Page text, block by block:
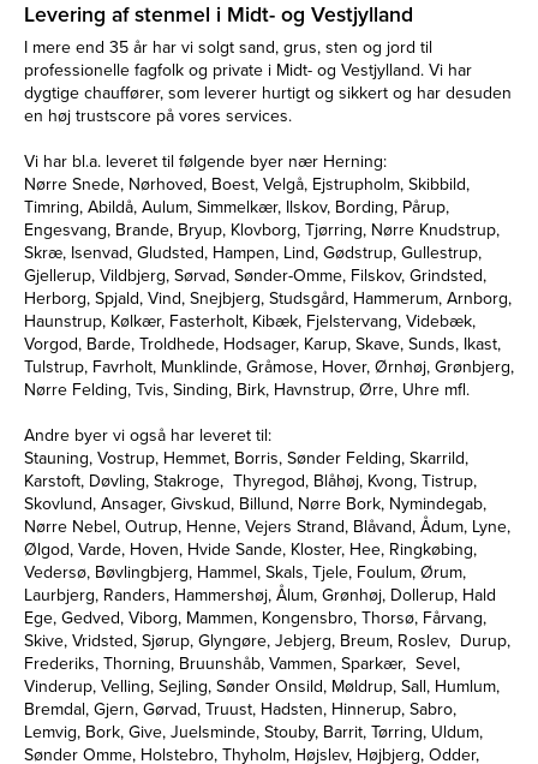
Levering af stenmel i Midt- og Vestjylland
I mere end 35 år har vi solgt sand, grus, sten og jord til
professionelle fagfolk og private i Midt- og Vestjylland. Vi har
dygtige chauffører, som leverer hurtigt og sikkert og har desuden
en høj trustscore på vores services.
Vi har bl.a. leveret til følgende byer nær Herning:
Nørre Snede, Nørhoved, Boest, Velgå, Ejstrupholm, Skibbild,
Timring, Abildå, Aulum, Simmelkær, Ilskov, Bording, Pårup,
Engesvang, Brande, Bryup, Klovborg, Tjørring, Nørre Knudstrup,
Skræ, Isenvad, Gludsted, Hampen, Lind, Gødstrup, Gullestrup,
Gjellerup, Vildbjerg, Sørvad, Sønder-Omme, Filskov, Grindsted,
Herborg, Spjald, Vind, Snejbjerg, Studsgård, Hammerum, Arnborg,
Haunstrup, Kølkær, Fasterholt, Kibæk, Fjelstervang, Videbæk,
Vorgod, Barde, Troldhede, Hodsager, Karup, Skave, Sunds, Ikast,
Tulstrup, Favrholt, Munklinde, Gråmose, Hover, Ørnhøj, Grønbjerg,
Nørre Felding, Tvis, Sinding, Birk, Havnstrup, Ørre, Uhre mfl.
Andre byer vi også har leveret til:
Stauning, Vostrup, Hemmet, Borris, Sønder Felding, Skarrild,
Karstoft, Døvling, Stakroge, Thyregod, Blåhøj, Kvong, Tistrup,
Skovlund, Ansager, Givskud, Billund, Nørre Bork, Nymindegab,
Nørre Nebel, Outrup, Henne, Vejers Strand, Blåvand, Ådum, Lyne,
Ølgod, Varde, Hoven, Hvide Sande, Kloster, Hee, Ringkøbing,
Vedersø, Bøvlingbjerg, Hammel, Skals, Tjele, Foulum, Ørum,
Laurbjerg, Randers, Hammershøj, Ålum, Grønhøj, Dollerup, Hald
Ege, Gedved, Viborg, Mammen, Kongensbro, Thorsø, Fårvang,
Skive, Vridsted, Sjørup, Glyngøre, Jebjerg, Breum, Roslev, Durup,
Frederiks, Thorning, Bruunshåb, Vammen, Sparkær, Sevel,
Vinderup, Velling, Sejling, Sønder Onsild, Møldrup, Sall, Humlum,
Bremdal, Gjern, Gørvad, Truust, Hadsten, Hinnerup, Sabro,
Lemvig, Bork, Give, Juelsminde, Stouby, Barrit, Tørring, Uldum,
Sønder Omme, Holstebro, Thyholm, Højslev, Højbjerg, Odder,